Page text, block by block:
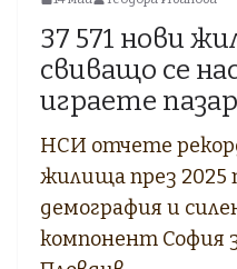
37 571 нови
свиващо се
играете
НСИ отчете
жилища през 2025
демография и
компонент София